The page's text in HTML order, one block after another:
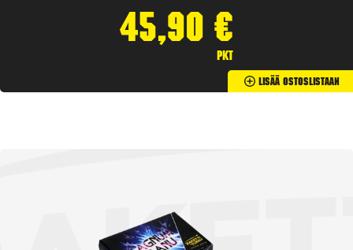
45,90 €
pkt
Lisää Ostoslistaan